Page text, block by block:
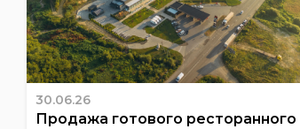
30.06.26
Продажа готового ресторанного